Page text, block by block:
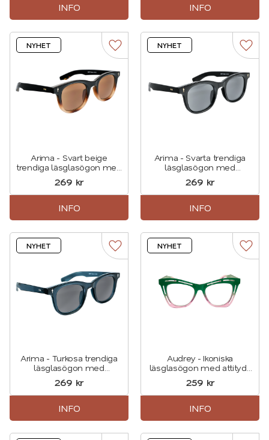
INFO INFO
Arima - Svart beige
trendiga läsglasögon med
solskydd i en markerad
rund design
269 kr
NYHET
Lägg till i favoriter
INFO
Arima - Svarta trendiga
läsglasögon med
solskydd i en markerad
rund design
269 kr
NYHET
INFO
Arima - Turkosa trendiga
läsglasögon med
solskydd i en markerad
rund design
269 kr
NYHET
Lägg till i favoriter
INFO
Audrey - Ikoniska
läsglasögon med attityd i
Grönt
259 kr
NYHET
INFO